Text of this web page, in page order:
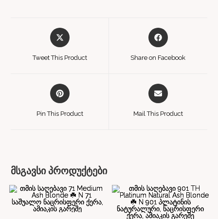
Tweet This Product Share on Facebook
Pin This Product Mail This Product
მსგავსი პროდუქტები